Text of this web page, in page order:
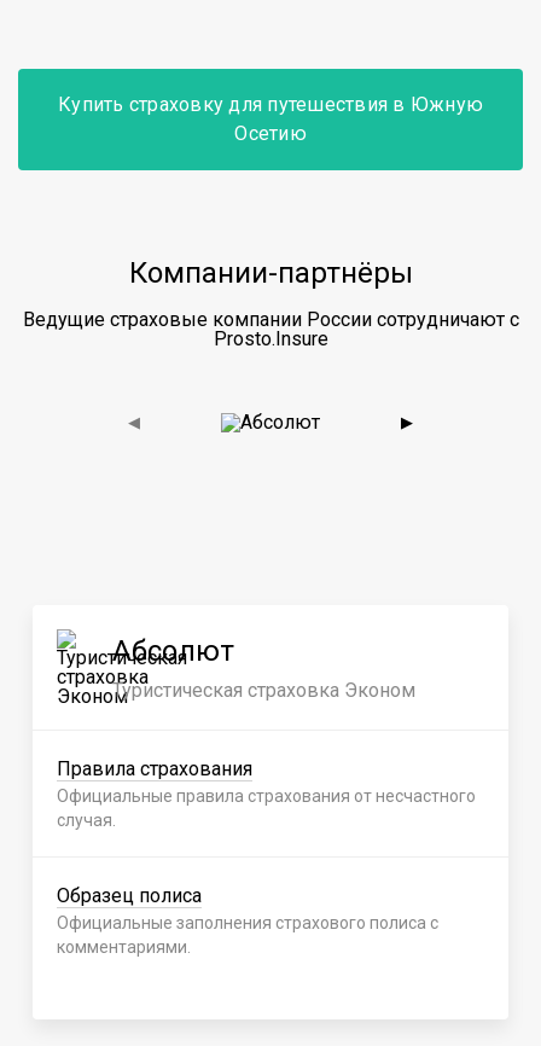
Купить страховку для путешествия в Южную
Осетию
Компании-партнёры
Ведущие страховые компании России сотрудничают с
Prosto.Insure
◀ ▶
Абсолют
Туристическая страховка Эконом
Правила страхования
Официальные правила страхования от несчастного
случая.
Образец полиса
Официальные заполнения страхового полиса с
комментариями.